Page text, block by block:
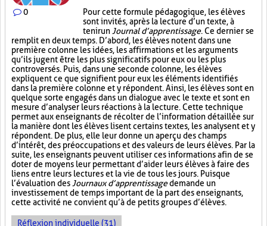
0
Pour cette formule pédagogique, les élèves
sont invités, après la lecture d’un texte, à
tenir un Journal d’apprentissage. Ce dernier se
remplit en deux temps. D’abord, les élèves notent dans une
première colonne les idées, les affirmations et les arguments
qu’ils jugent être les plus significatifs pour eux ou les plus
controversés. Puis, dans une seconde colonne, les élèves
expliquent ce que signifient pour eux les éléments identifiés
dans la première colonne et y répondent. Ainsi, les élèves sont en
quelque sorte engagés dans un dialogue avec le texte et sont en
mesure d’analyser leurs réactions à la lecture. Cette technique
permet aux enseignants de récolter de l’information détaillée sur
la manière dont les élèves lisent certains textes, les analysent et y
répondent. De plus, elle leur donne un aperçu des champs
d’intérêt, des préoccupations et des valeurs de leurs élèves. Par la
suite, les enseignants peuvent utiliser ces informations afin de se
doter de moyens leur permettant d’aider leurs élèves à faire des
liens entre leurs lectures et la vie de tous les jours. Puisque
l’évaluation des Journaux d’apprentissagedemande un
investissement de temps important de la part des enseignants,
cette activité ne convient qu’à de petits groupes d’élèves.
Réflexion individuelle (31)